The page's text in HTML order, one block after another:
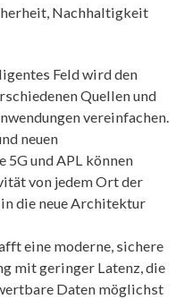
Nachhaltigkeit
Feld wird den
Quellen und
vereinfachen.
neuen
und APL können
von jedem Ort der
die neue Architektur
eine moderne, sichere
mit geringer Latenz, die
Daten möglichst